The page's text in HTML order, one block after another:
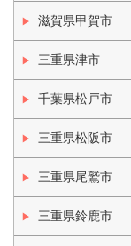
滋賀県甲賀市
三重県津市
千葉県松戸市
三重県松阪市
三重県尾鷲市
三重県鈴鹿市